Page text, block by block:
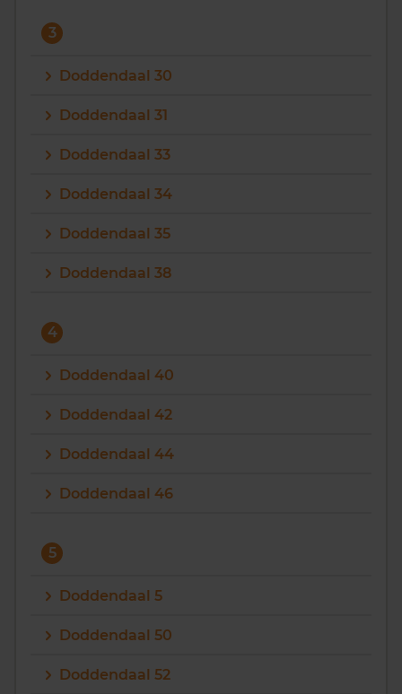
3
Doddendaal 30
Doddendaal 31
Doddendaal 33
Doddendaal 34
Doddendaal 35
Doddendaal 38
4
Doddendaal 40
Doddendaal 42
Doddendaal 44
Doddendaal 46
5
Doddendaal 5
Doddendaal 50
Doddendaal 52